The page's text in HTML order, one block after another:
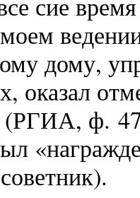
дому,
оказал
(РГИА, ф.